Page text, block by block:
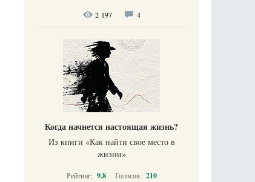
2 197 4
Когда начнется настоящая жизнь?
Из книги «Как найти свое место в
жизни​»
Рейтинг: 9.8 Голосов: 210